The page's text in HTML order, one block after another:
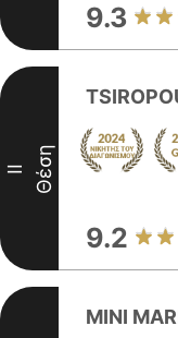
9.3
II Θέση
9.2
MINI